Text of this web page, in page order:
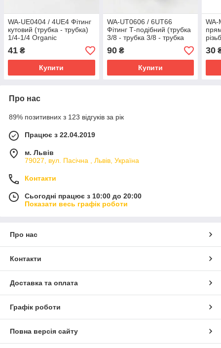
WA-UE0404 / 4UE4 Фітинг
кутовий (трубка - трубка)
1/4-1/4 Organic
41 ₴
Купити
WA-UT0606 / 6UT66
Фітинг Т-подібний (трубка
3/8 - трубка 3/8 - трубка
3/8) Organic
90₴
Купити
WA-
30
Про нас
89% позитивних з 123 відгуків за рік
Працює з 22.04.2019
м. Львів
79027, вул. Пасічна , Львів, Україна
Контакти
Сьогодні працює з 10:00 до 20:00
Показати весь графік роботи
Про нас
Контакти
Доставка та оплата
Графік роботи
Повна версія сайту